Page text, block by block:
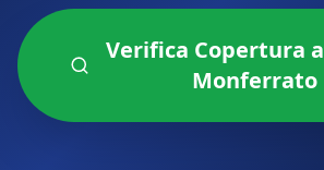
Verifica Copertura a
Monferrato